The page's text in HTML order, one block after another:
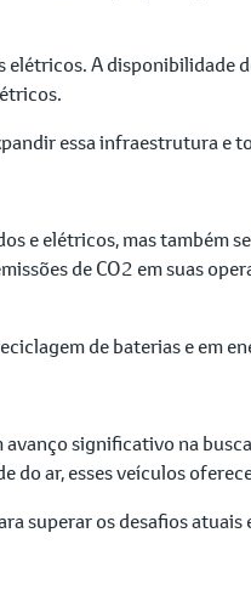
A disponibilidade
essa infraestrutura e
e elétricos, mas também
de CO2 em suas
de baterias e em
significativo na
do ar, esses veículos
superar os desafios